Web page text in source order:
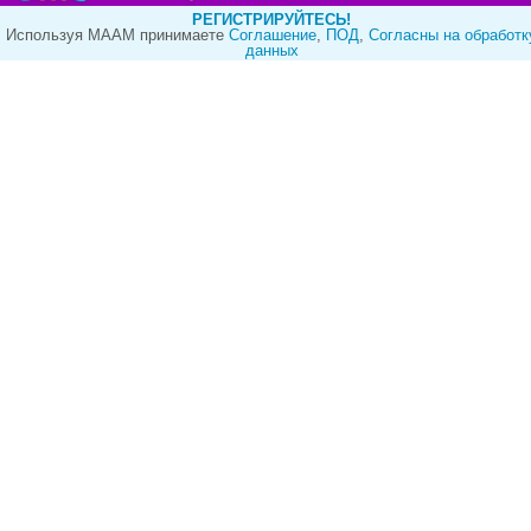
РЕГИСТРИРУЙТЕСЬ!
Используя МААМ принимаете Cоглашение, ПОД, Согласны на
данных